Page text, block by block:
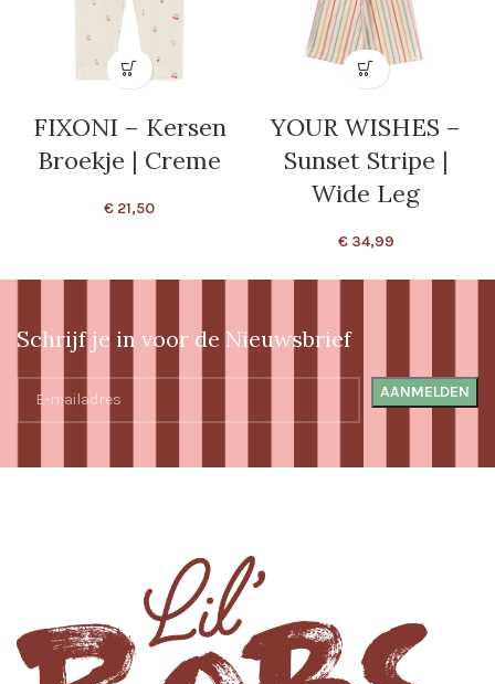
FIXONI – Kersen
Broekje | Creme
€ 21,50
YOUR WISHES –
Sunset Stripe |
Wide Leg
€34,99
Schrijf je in voor de Nieuwsbrief